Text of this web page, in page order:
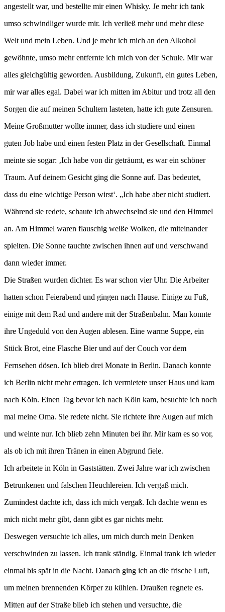
angestellt war, und bestellte mir einen Whisky. Je mehr ich tank
umso schwindliger wurde mir. Ich verließ mehr und mehr diese
Welt und mein Leben. Und je mehr ich mich an den Alkohol
gewöhnte, umso mehr entfernte ich mich von der Schule. Mir war
alles gleichgültig geworden. Ausbildung, Zukunft, ein gutes Leben,
mir war alles egal. Dabei war ich mitten im Abitur und trotz all den
Sorgen die auf meinen Schultern lasteten, hatte ich gute Zensuren.
Meine Großmutter wollte immer, dass ich studiere und einen
guten Job habe und einen festen Platz in der Gesellschaft. Einmal
meinte sie sogar: ‚Ich habe von dir geträumt, es war ein schöner
Traum. Auf deinem Gesicht ging die Sonne auf. Das bedeutet,
dass du eine wichtige Person wirst‘. „Ich habe aber nicht studiert.
Während sie redete, schaute ich abwechselnd sie und den Himmel
an. Am Himmel waren flauschig weiße Wolken, die miteinander
spielten. Die Sonne tauchte zwischen ihnen auf und verschwand
dann wieder immer.
Die Straßen wurden dichter. Es war schon vier Uhr. Die Arbeiter
hatten schon Feierabend und gingen nach Hause. Einige zu Fuß,
einige mit dem Rad und andere mit der Straßenbahn. Man konnte
ihre Ungeduld von den Augen ablesen. Eine warme Suppe, ein
Stück Brot, eine Flasche Bier und auf der Couch vor dem
Fernsehen dösen. Ich blieb drei Monate in Berlin. Danach konnte
ich Berlin nicht mehr ertragen. Ich vermietete unser Haus und kam
nach Köln. Einen Tag bevor ich nach Köln kam, besuchte ich noch
mal meine Oma. Sie redete nicht. Sie richtete ihre Augen auf mich
und weinte nur. Ich blieb zehn Minuten bei ihr. Mir kam es so vor,
als ob ich mit ihren Tränen in einen Abgrund fiele.
Ich arbeitete in Köln in Gaststätten. Zwei Jahre war ich zwischen
Betrunkenen und falschen Heuchlereien. Ich vergaß mich.
Zumindest dachte ich, dass ich mich vergaß. Ich dachte wenn es
mich nicht mehr gibt, dann gibt es gar nichts mehr.
Deswegen versuchte ich alles, um mich durch mein Denken
verschwinden zu lassen. Ich trank ständig. Einmal trank ich wieder
einmal bis spät in die Nacht. Danach ging ich an die frische Luft,
um meinen brennenden Körper zu kühlen. Draußen regnete es.
Mitten auf der Straße blieb ich stehen und versuchte, die